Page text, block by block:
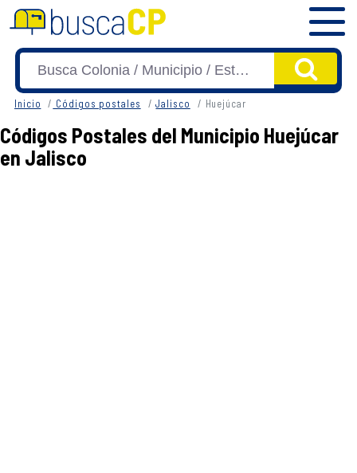
Inicio Códigos postales Jalisco Huejúcar
Códigos Postales del Municipio Huejúcar
en Jalisco